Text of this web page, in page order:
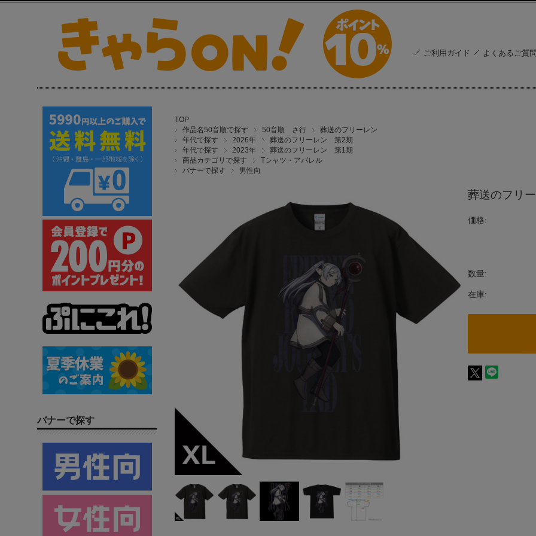
ご利用ガイド よくあるご質
TOP
作品名50音順で探す
50音順 さ行
葬送のフリーレン
年代で探す
2026年
葬送のフリーレン 第2期
年代で探す
2023年
葬送のフリーレン 第1期
商品カテゴリで探す
Tシャツ・アパレル
バナーで探す
男性向
葬送のフリ
価格:
数量:
在庫:
バナーで探す